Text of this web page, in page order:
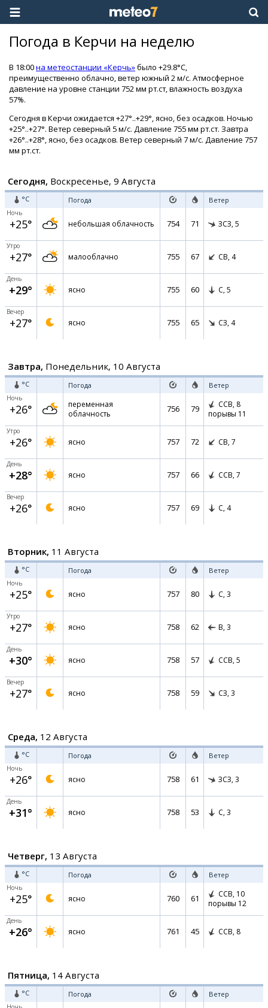
Погода в Керчи на неделю
В 18:00на метеостанции «Керчь»было +29.8°C,
преимущественно облачно, ветер южный 2 м/с. Атмосферное
давление на уровне станции 752 мм рт.ст, влажность воздуха
57%.
Сегодня в Керчи ожидается +27°..+29°, ясно, без осадков. Ночью
+25°..+27°. Ветер северный 5 м/с. Давление 755 мм рт.ст. Завтра
+26°..+28°, ясно, без осадков. Ветер северный 7 м/с. Давление 757
мм рт.ст.
Сегодня, Воскресенье, 9 Августа
°C Погода Ветер
Ночь
+25° небольшая облачность 754 71 ЗСЗ, 5
Утро
+27° малооблачно 755 67 СВ, 4
День
+29° ясно 755 60 С, 5
Вечер
+27° ясно 755 65 СЗ, 4
Завтра, Понедельник, 10 Августа
°C Погода Ветер
Ночь
+26°
переменная
облачность
756 79 ССВ, 8
порывы 11
Утро
+26° ясно 757 72 СВ, 7
День
+28° ясно 757 66 ССВ, 7
Вечер
+26° ясно 757 69 С, 4
Вторник, 11 Августа
°C Погода Ветер
Ночь
+25° ясно 757 80 С, 3
Утро
+27° ясно 758 62 В, 3
День
+30° ясно 758 57 ССВ, 5
Вечер
+27° ясно 758 59 СЗ, 3
Среда, 12 Августа
°C Погода Ветер
Ночь
+26° ясно 758 61 ЗСЗ, 3
День
+31° ясно 758 53 С, 3
Четверг, 13 Августа
°C Погода Ветер
Ночь
+25° ясно 760 61 ССВ, 10
порывы 12
День
+26° ясно 761 45 ССВ, 8
Пятница, 14 Августа
°C Погода Ветер